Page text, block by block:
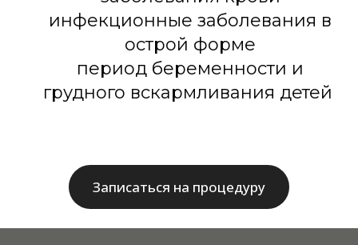
инфекционные заболевания в
острой форме
период беременности и
грудного вскармливания детей
Записаться на процедуру